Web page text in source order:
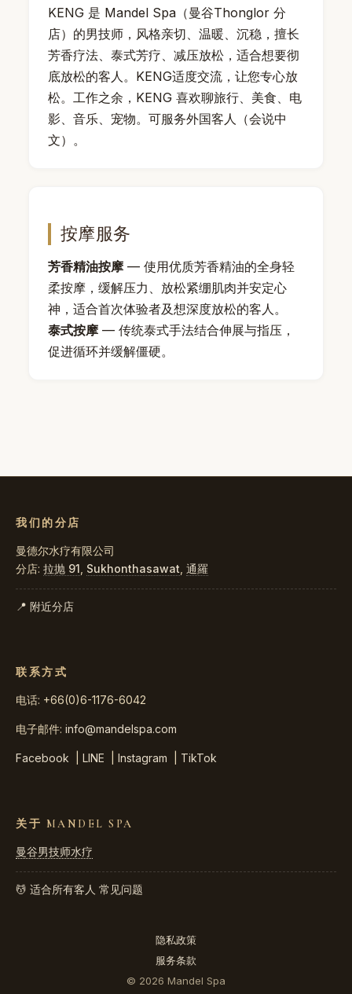
KENG 是 Mandel Spa（曼谷Thonglor 分
店）的男技师，风格亲切、温暖、沉稳，擅长
芳香疗法、泰式芳疗、减压放松，适合想要彻
底放松的客人。KENG适度交流，让您专心放
松。工作之余，KENG 喜欢聊旅行、美食、电
影、音乐、宠物。可服务外国客人（会说中
文）。
按摩服务
芳香精油按摩 — 使用优质芳香精油的全身轻
柔按摩，缓解压力、放松紧绷肌肉并安定心
神，适合首次体验者及想深度放松的客人。
泰式按摩 — 传统泰式手法结合伸展与指压，
促进循环并缓解僵硬。
我们的分店
曼德尔水疗有限公司
分店: 拉抛 91 Sukhonthasawat 通羅
📍 附近分店
联系方式
电话: +66(0)6-1176-6042
电子邮件: info@mandelspa.com
Facebook LINE Instagram TikTok
关于 MANDEL SPA
曼谷男技师水疗
💆 适合所有客人 常见问题
隐私政策
服务条款
© 2026 Mandel Spa